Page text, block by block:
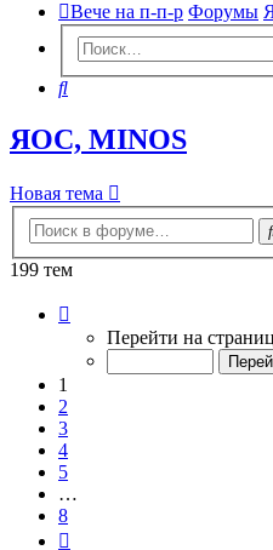
Вече на п-п-р Форумы
Поиск
ЯОС, MINOS
Новая тема
199 тем
Перейти на
1
2
3
4
5
…
8